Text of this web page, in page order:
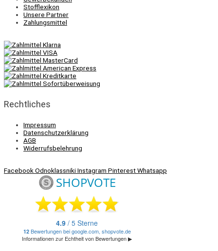
Stofflexikon
Unsere Partner
Zahlungsmittel
Rechtliches
Impressum
Datenschutzerklärung
AGB
Widerrufsbelehrung
FacebookOdnoklassnikiInstagram PinterestWhatsapp